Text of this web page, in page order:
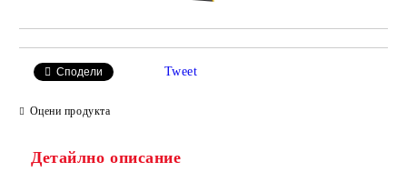
Сподели Tweet
Оцени продукта
Детайлно описание